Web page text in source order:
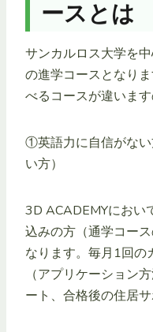
ースとは
サンカルロス大学を
の進学コースとなり
べるコースが違いま
①英語力に自信がない
い方）
3D ACADEMYにおい
込みの方（通学コー
なります。毎月1回の
（アプリケーション
ート、合格後の住居